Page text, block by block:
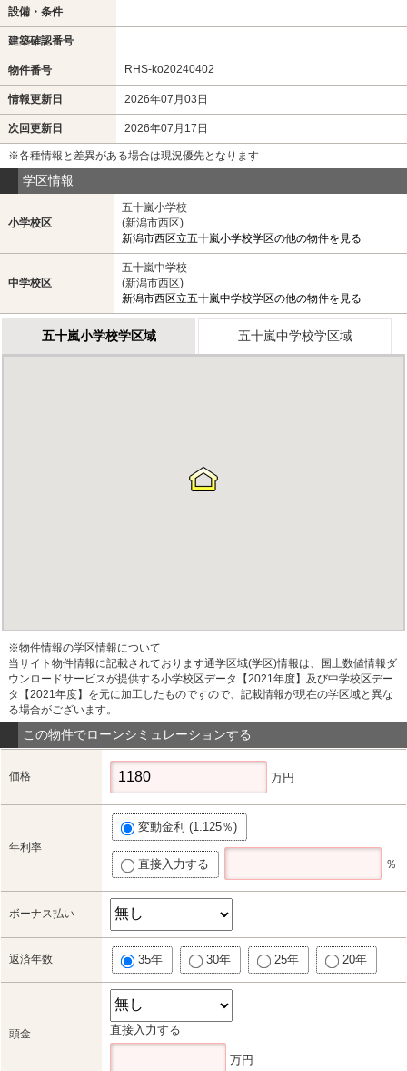
設備・条件
建築確認番号
物件番号 RHS-ko20240402
情報更新日 2026年07月03日
次回更新日 2026年07月17日
※各種情報と差異がある場合は現況優先となります
学区情報
小学校区
五十嵐小学校
(新潟市西区)
新潟市西区立五十嵐小学校学区の他の物件を見る
中学校区
五十嵐中学校
(新潟市西区)
新潟市西区立五十嵐中学校学区の他の物件を見る
五十嵐小学校学区域 五十嵐中学校学区域
※物件情報の学区情報について
当サイト物件情報に記載されております通学区域(学区)情報は、国土数値情報ダ
ウンロードサービスが提供する小学校区データ【2021年度】及び中学校区デー
タ【2021年度】を元に加工したものですので、記載情報が現在の学区域と異な
る場合がございます。
この物件でローンシミュレーションする
価格 万円
年利率
変動金利 (1.125％)
直接入力する ％
ボーナス払い
返済年数 35年 30年 25年 20年
頭金 直接入力する
万円